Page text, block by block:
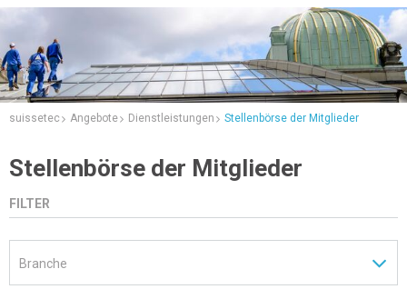
suissetec Angebote Dienstleistungen Stellenbörse der Mitglieder
Stellenbörse der Mitglieder
FILTER